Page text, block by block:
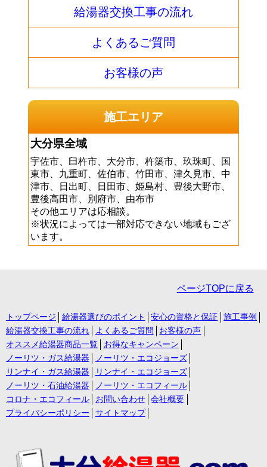
給湯器交換工事の流れ
よくあるご質問
お客様の声
施工エリア
大分県全域
宇佐市、臼杵市、大分市、杵築市、玖珠町、国
東市、九重町、佐伯市、竹田市、津久見市、中
津市、日出町、日田市、姫島村、豊後大野市、
豊後高田市、別府市、由布市
その他エリアは応相談。
※状況によっては一部対応できない地域もござ
います。
ページTOPに戻る
トップページ 給湯器選びのポイント 安心の資格と保証
施工事例
給湯器交換工事の流れ
よくあるご質問
お客様の声
オススメ給湯器商品一覧
お得なキャンペーン
ノーリツ・ガス給湯器
ノーリツ・エコジョーズ
リンナイ・ガス給湯器
リンナイ・エコジョーズ
ノーリツ・石油給湯器
ノーリツ・エコフィール
コロナ・エコフィール
お問い合わせ
会社概要
プライバシーポリシー
サイトマップ